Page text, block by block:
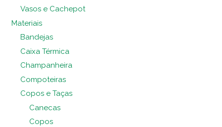
Vasos e Cachepot
Materiais
Bandejas
Caixa Térmica
Champanheira
Compoteiras
Copos e Taças
Canecas
Copos